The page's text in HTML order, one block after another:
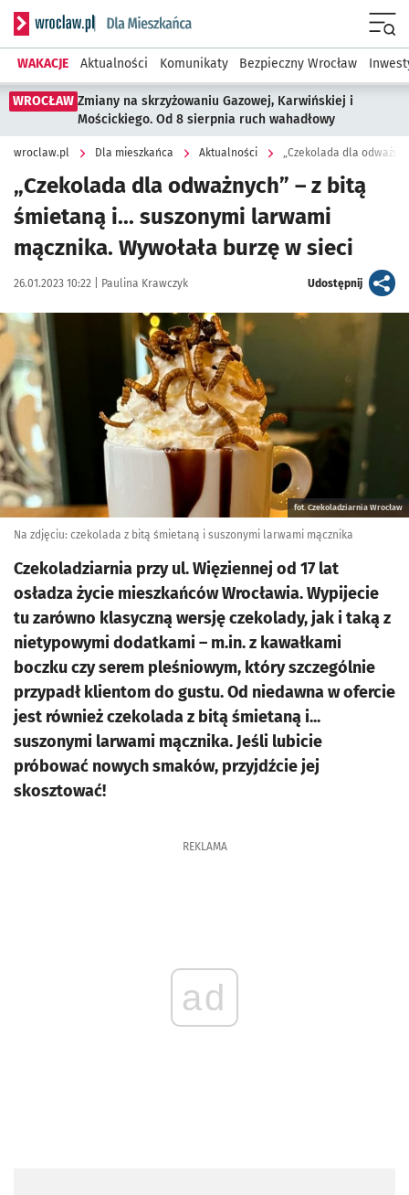
Serwis informacyjny wroclaw.pl podserwis: Dla mieszkańca
WAKACJE Aktualności Komunikaty Bezpieczny Wrocław
WROCŁAW Zmiany na skrzyżowaniu Gazowej, Karwińskiej i
Mościckiego. Od 8 sierpnia ruch wahadłowy
wroclaw.pl Dla mieszkańca Aktualności
„Czekolada dla odważnych” – z bitą
śmietaną i... suszonymi larwami
mącznika. Wywołała burzę w sieci
Data publikacji:
26.01.2023 10:22 | Autor:
Paulina Krawczyk Udostępnijartykuł
Kliknij, aby powiększyć
fot. Czekoladziarnia Wrocław
Na zdjęciu: czekolada z bitą śmietaną i suszonymi larwami mącznika
Czekoladziarnia przy ul. Więziennej od 17 lat
osładza życie mieszkańców Wrocławia. Wypijecie
tu zarówno klasyczną wersję czekolady, jak i taką z
nietypowymi dodatkami – m.in. z kawałkami
boczku czy serem pleśniowym, który szczególnie
przypadł klientom do gustu. Od niedawna w ofercie
jest również czekolada z bitą śmietaną i...
suszonymi larwami mącznika. Jeśli lubicie
próbować nowych smaków, przyjdźcie jej
skosztować!
REKLAMA
ad